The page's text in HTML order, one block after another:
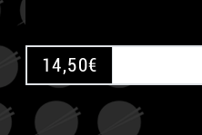
14,50€